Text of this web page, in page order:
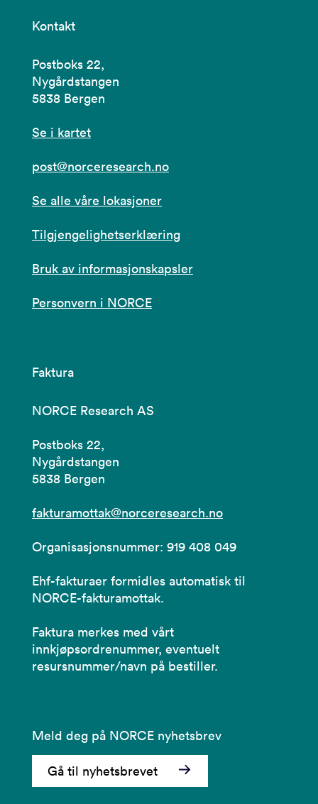
Kontakt
Postboks 22,
Nygårdstangen
5838 Bergen
Se i kartet
post@norceresearch.no
Se alle våre lokasjoner
Tilgjengelighetserklæring
Bruk av informasjonskapsler
Personvern i NORCE
Faktura
NORCE Research AS
Postboks 22,
Nygårdstangen
5838 Bergen
fakturamottak@norceresearch.no
Organisasjonsnummer: 919 408 049
Ehf-fakturaer formidles automatisk til
NORCE-fakturamottak.
Faktura merkes med vårt
innkjøpsordrenummer, eventuelt
resursnummer/navn på bestiller.
Meld deg på NORCE nyhetsbrev
Gå til nyhetsbrevet